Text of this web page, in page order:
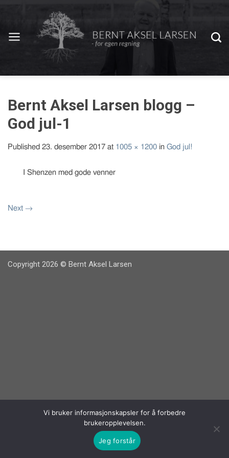
Bernt Aksel Larsen blogg –
God jul-1
Published 23. desember 2017 at 1005 × 1200 in God jul!
I Shenzen med gode venner
Next →
Copyright 2026 © Bernt Aksel Larsen
Vi bruker informasjonskapsler for å forbedre
brukeropplevelsen.
Jeg forstår